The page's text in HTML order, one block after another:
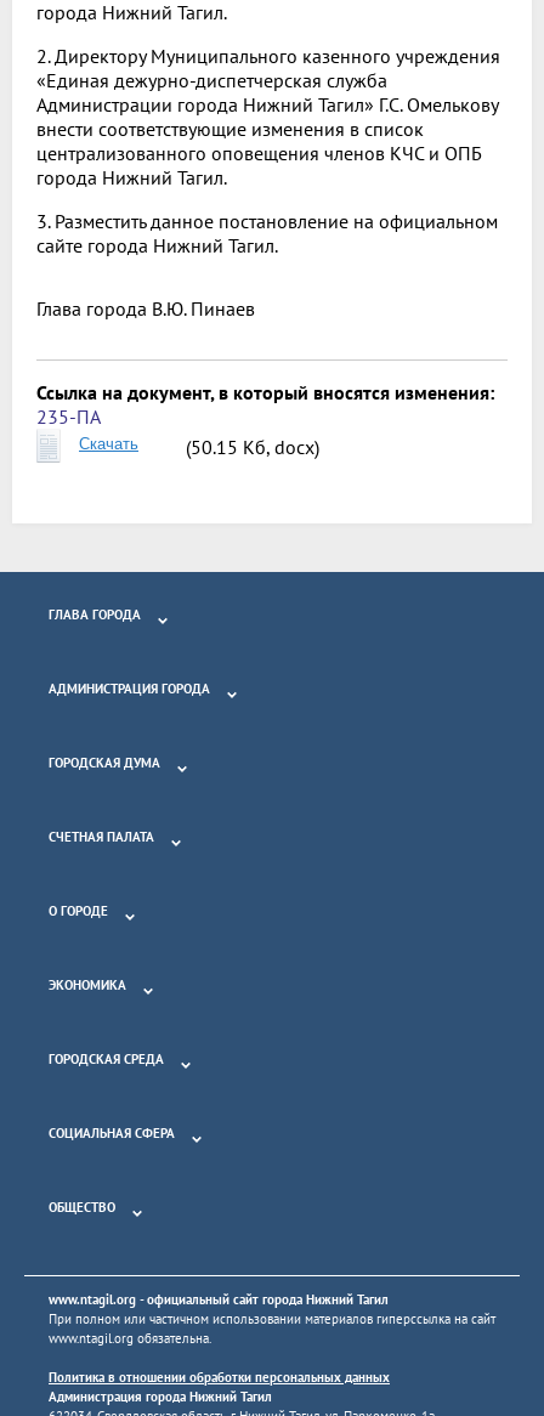
города Нижний Тагил.
2. Директору Муниципального казенного учреждения
«Единая дежурно-диспетчерская служба
Администрации города Нижний Тагил» Г.С. Омелькову
внести соответствующие изменения в список
централизованного оповещения членов КЧС и ОПБ
города Нижний Тагил.
3. Разместить данное постановление на официальном
сайте города Нижний Тагил.
Глава города В.Ю. Пинаев
Ссылка на документ, в который вносятся изменения:
235-ПА
Скачать (50.15 Кб, docx)
ГЛАВА ГОРОДА
АДМИНИСТРАЦИЯ ГОРОДА
ГОРОДСКАЯ ДУМА
СЧЕТНАЯ ПАЛАТА
О ГОРОДЕ
ЭКОНОМИКА
ГОРОДСКАЯ СРЕДА
СОЦИАЛЬНАЯ СФЕРА
ОБЩЕСТВО
www.ntagil.org - официальный сайт города Нижний Тагил
При полном или частичном использовании материалов гиперссылка на сайт
www.ntagil.org обязательна.
Политика в отношении обработки персональных данных
Администрация города Нижний Тагил